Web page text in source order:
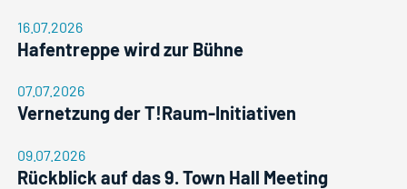
16.07.2026
Hafentreppe wird zur Bühne
07.07.2026
Vernetzung der T!Raum-Initiativen
09.07.2026
Rückblick auf das 9. Town Hall Meeting